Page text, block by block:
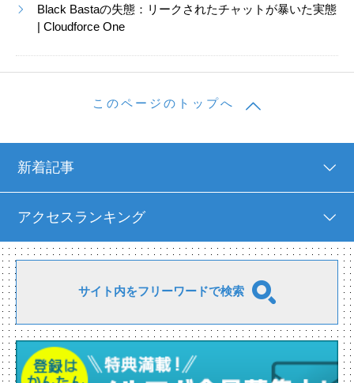
Black Bastaの失態：リークされたチャットが暴いた実態
| Cloudforce One
このページのトップへ
新着記事
アクセスランキング
サイト内をフリーワードで検索